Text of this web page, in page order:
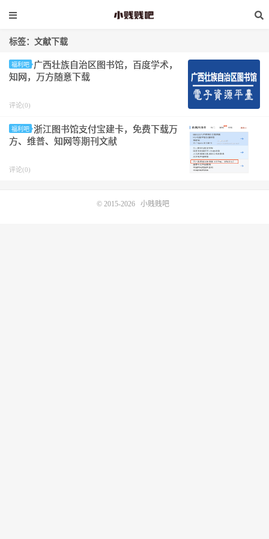
标签：文献下载
福利吧
广西壮族自治区图书馆，百度学术，
知网，万方随意下载
评论(0)
福利吧
浙江图书馆支付宝建卡，免费下载万
方、维普、知网等期刊文献
评论(0)
© 2015-2026 小贱贱吧